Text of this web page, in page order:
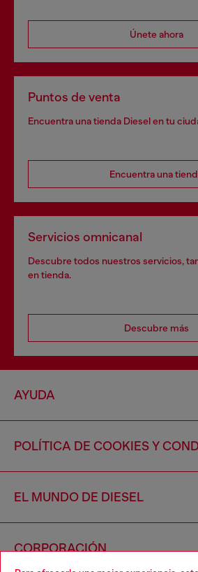
Únete ahora
Puntos de venta
Encuentra una tienda Diesel en tu
Encuentra una
Servicios omnicanal
Descubre todos nuestros servicios,
en tienda.
Descubre más
AYUDA
POLÍTICA DE COOKIES Y
EL MUNDO DE DIESEL
CORPORACIÓN